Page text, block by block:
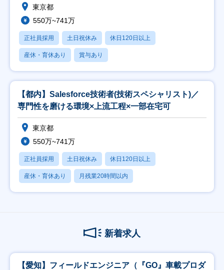
東京都
550万~741万
正社員採用 土日祝休み 休日120日以上
産休・育休あり 賞与あり
【都内】Salesforce技術者(技術スペシャリスト)／
専門性を磨ける環境×上流工程×一部在宅可
東京都
550万~741万
正社員採用 土日祝休み 休日120日以上
産休・育休あり 月残業20時間以内
新着求人
【愛知】フィールドエンジニア（『GO』車載プロダ